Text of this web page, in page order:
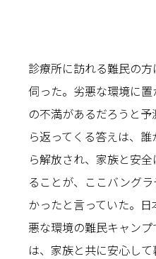
診療所に訪れる難民の
伺った。劣悪な環境に
の不満があるだろうと
ら返ってくる答えは、
ら解放され、家族と安
ることが、ここバング
かったと言っていた。
悪な環境の難民キャン
は、家族と共に安心し